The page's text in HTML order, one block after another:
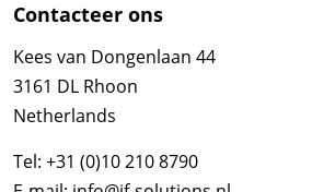
Contacteer ons
Kees van Dongenlaan 44
3161 DL Rhoon
Netherlands
Tel: +31 (0)10 210 8790